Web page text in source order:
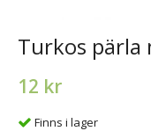
Turkos pärla
12 kr
Finns i lager